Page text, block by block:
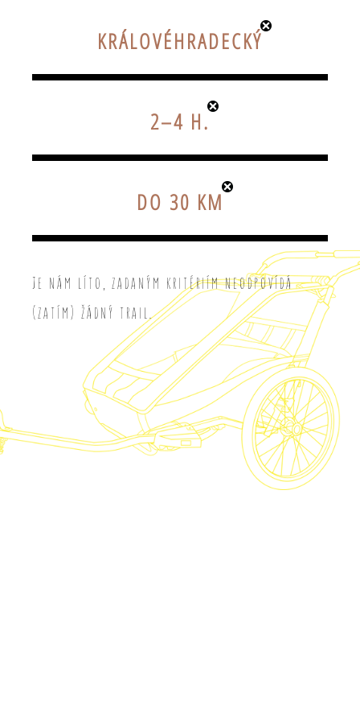
KRÁLOVÉHRADECKÝ
2–4 H.
DO 30 KM
Je nám líto, zadaným kritériím neodpovídá
(zatím) žádný trail.